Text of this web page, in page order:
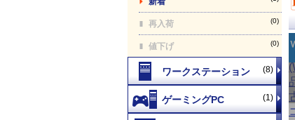
再入荷 (0)
値下げ (0)
(8)
(1)